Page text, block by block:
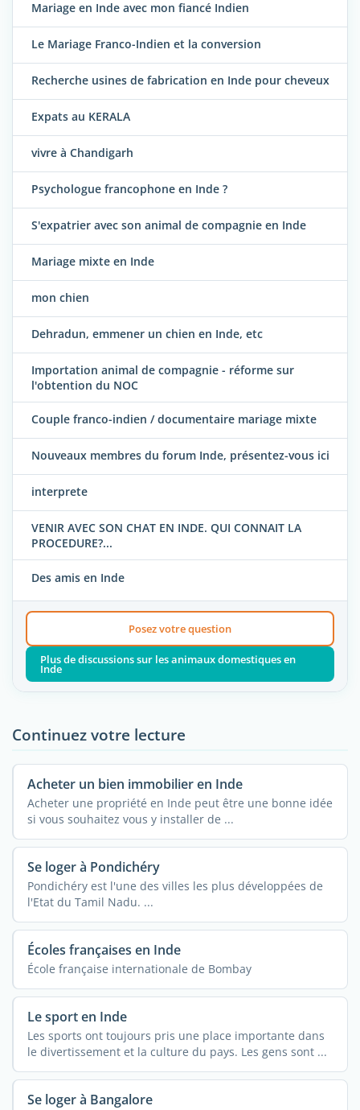
Mariage en Inde avec mon fiancé Indien
Le Mariage Franco-Indien et la conversion
Recherche usines de fabrication en Inde pour cheveux
Expats au KERALA
vivre à Chandigarh
Psychologue francophone en Inde ?
S'expatrier avec son animal de compagnie en Inde
Mariage mixte en Inde
mon chien
Dehradun, emmener un chien en Inde, etc
Importation animal de compagnie - réforme sur
l'obtention du NOC
Couple franco-indien / documentaire mariage mixte
Nouveaux membres du forum Inde, présentez-vous ici
interprete
VENIR AVEC SON CHAT EN INDE. QUI CONNAIT LA
PROCEDURE?...
Des amis en Inde
Posez votre question
Plus de discussions sur les animaux domestiques en
Inde
Continuez votre lecture
Acheter un bien immobilier en Inde
Acheter une propriété en Inde peut être une bonne idée
si vous souhaitez vous y installer de ...
Se loger à Pondichéry
Pondichéry est l'une des villes les plus développées de
l'Etat du Tamil Nadu. ...
Écoles françaises en Inde
École française internationale de Bombay
Le sport en Inde
Les sports ont toujours pris une place importante dans
le divertissement et la culture du pays. Les gens sont ...
Se loger à Bangalore